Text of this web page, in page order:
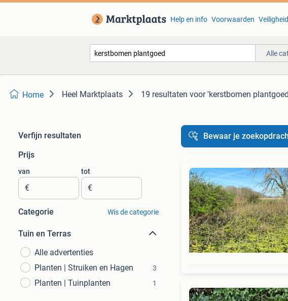
Help en info Voorwaarden
Alle
Home Heel Marktplaats 19 resultaten voor 'kerstbomen
Verfijn resultaten
Prijs
van
€
tot
€
Categorie Wis de categorie
Tuin en Terras
Alle advertenties
Planten | Struiken en Hagen
3
Planten | Tuinplanten 1
Bewaar je